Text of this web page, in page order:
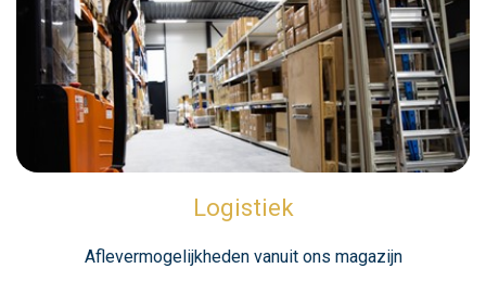
Logistiek
Aflevermogelijkheden vanuit ons magazijn